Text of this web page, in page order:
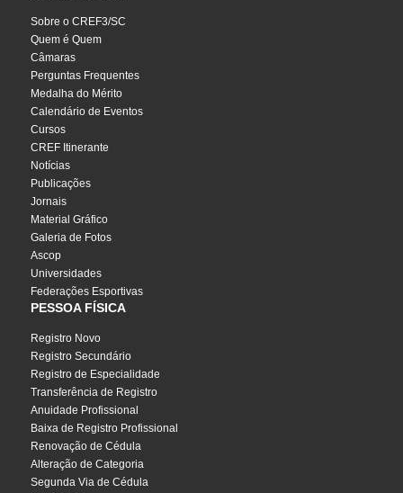
Sobre o CREF3/SC
Quem é Quem
Câmaras
Perguntas Frequentes
Medalha do Mérito
Calendário de Eventos
Cursos
CREF Itinerante
Notícias
Publicações
Jornais
Material Gráfico
Galeria de Fotos
Ascop
Universidades
Federações Esportivas
PESSOA FÍSICA
Registro Novo
Registro Secundário
Registro de Especialidade
Transferência de Registro
Anuidade Profissional
Baixa de Registro Profissional
Renovação de Cédula
Alteração de Categoria
Segunda Via de Cédula